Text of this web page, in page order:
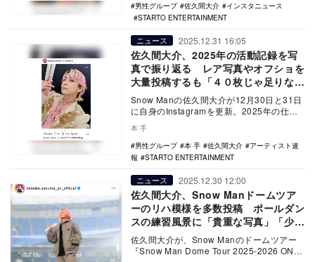
男性グループ
佐久間大介
インスタニュース
STARTO ENTERTAINMENT
ニュース 2025.12.31 16:05
佐久間大介、2025年の活動記録を写
真で振り返る レア写真やオフショを
大量投稿するも「４０枚じゃ足りない
なw」
Snow Manの佐久間大介が12月30日と31日
に自身のInstagramを更新。2025年の仕事
を振り返る写真を多数投稿した…
本 手
男性グループ
本 手 佐久間大介
アーティスト速
報
STARTO ENTERTAINMENT
ニュース 2025.12.30 12:00
佐久間大介、Snow Manドームツア
ーのリハ模様を多数投稿 ポールダン
スの練習風景に「貴重な写真」「少年
みたいで可愛い」
佐久間大介が、Snow Manのドームツアー
『Snow Man Dome Tour 2025-2026 ON』